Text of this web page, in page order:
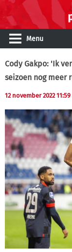
Menu
Cody Gakpo: 'Ik
seizoen nog meer
12 november 2022 11:59